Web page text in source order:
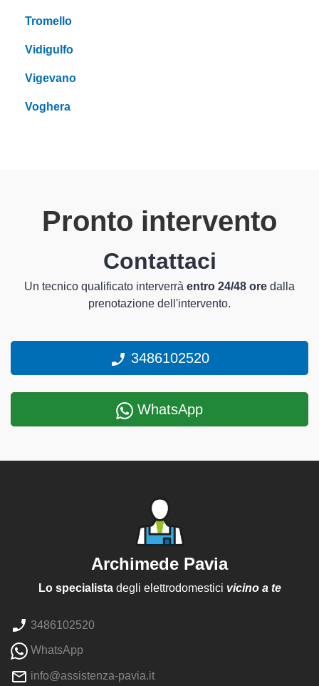
Tromello
Vidigulfo
Vigevano
Voghera
Pronto intervento
Contattaci
Un tecnico qualificato interverrà entro 24/48 ore dalla
prenotazione dell'intervento.
3486102520
WhatsApp
Archimede Pavia
Lo specialistadegli elettrodomestici vicino a te
3486102520
WhatsApp
info@assistenza-pavia.it